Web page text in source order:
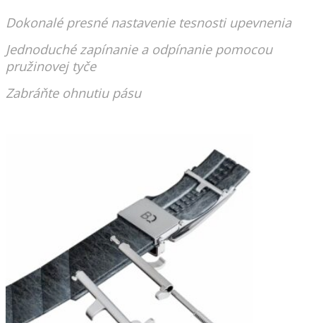
Dokonalé presné nastavenie tesnosti upevnenia
Jednoduché zapínanie a odpínanie pomocou
pružinovej tyče
Zabráňte ohnutiu pásu